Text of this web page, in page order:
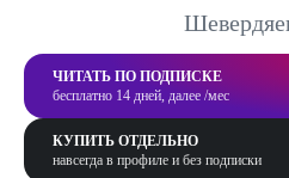
ЧИТАТЬ ПО ПОДПИСКЕ
бесплатно 14 дней, далее /мес
КУПИТЬ ОТДЕЛЬНО
навсегда в профиле и без подписки